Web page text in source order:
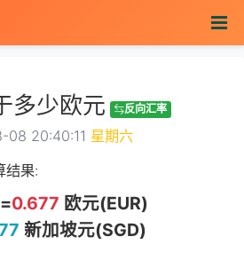
多少欧元 反向汇率
08 20:40:11 星期六
结果:
0.677 欧元(EUR)
新加坡元(SGD)